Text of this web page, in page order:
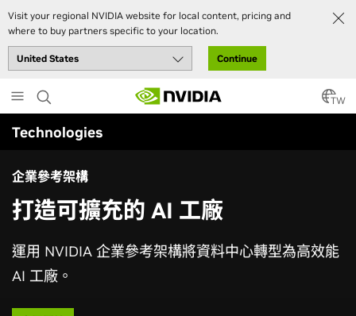
Visit your regional NVIDIA website for local content, pricing and
where to buy partners specific to your location.
Continue
to
main
content
TW
Technologies
企業參考架構
打造可擴充的 AI 工廠
運用 NVIDIA 企業參考架構將資料中心轉型為高效能
AI 工廠。